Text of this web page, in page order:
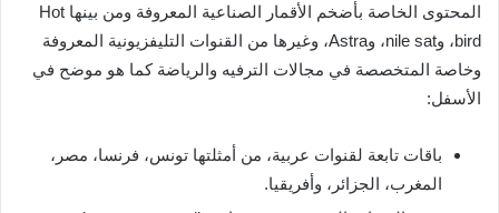
المحتوى الخاصة بأضخم الأقمار الصناعية المعروفة ومن بينها Hot
bird، وnile sat، وAstra، وغيرها من القنوات التليفزيونية المعروفة
وخاصة المتخصصة في مجالات الترفيه والرياضة كما هو موضح في
الأسفل:
باقات تابعة لقنوات عربية، من أمثلتها تونس، فرنسا، مصر،
المغرب، الجزائر، وأفريقيا.